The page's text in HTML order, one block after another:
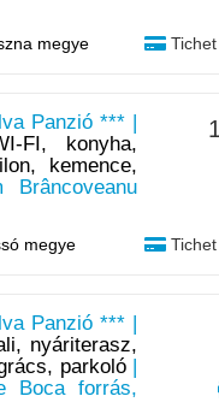
megye
Panzió *** |
FI, konyha,
kemence,
megye
Panzió *** |
nyáriterasz,
parkoló|
Boca forrás,